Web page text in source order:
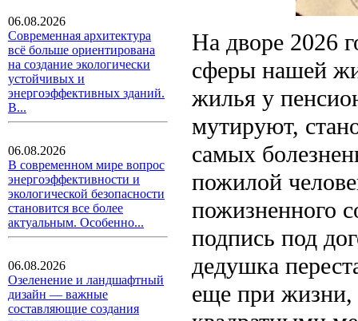
06.08.2026
Современная архитектура
всё больше ориентирована
на создание экологически
устойчивых и
энергоэффективных зданий.
В...
06.08.2026
В современном мире вопрос
энергоэффективности и
экологической безопасности
становится все более
актуальным. Особенно...
06.08.2026
Озеленение и ландшафтный
дизайн — важные
составляющие создания
На дворе 2026
сферы нашей
жилья у
мутируют,
самых
пожилой
пожизненного
подпись под
дедушка
еще при жизни,